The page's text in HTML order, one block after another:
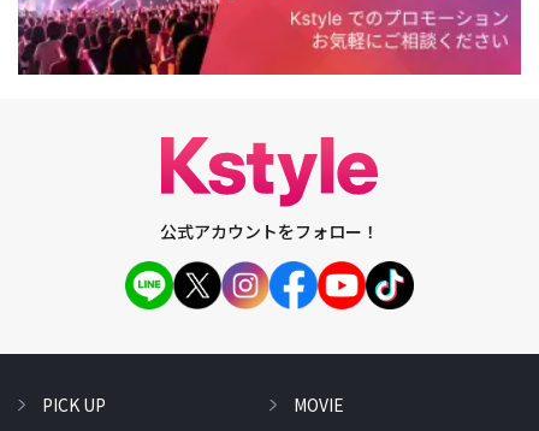
公式アカウントをフォロー！
PICK UP MOVIE